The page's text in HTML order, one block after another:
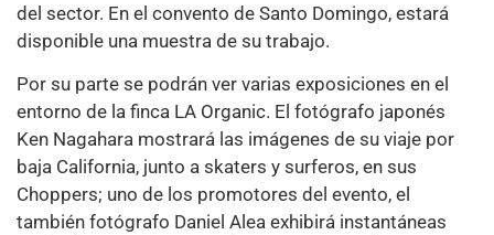
del sector. En el convento de Santo Domingo, estará
disponible una muestra de su trabajo.
Por su parte se podrán ver varias exposiciones en el
entorno de la finca LA Organic. El fotógrafo japonés
Ken Nagahara mostrará las imágenes de su viaje por
baja California, junto a skaters y surferos, en sus
Choppers; uno de los promotores del evento, el
también fotógrafo Daniel Alea exhibirá instantáneas